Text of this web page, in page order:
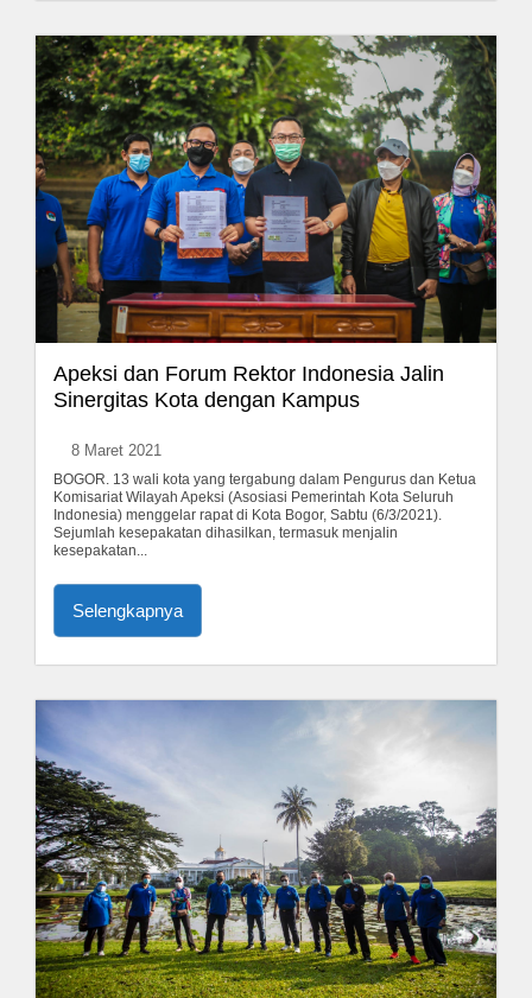
Apeksi dan Forum Rektor Indonesia Jalin
Sinergitas Kota dengan Kampus
8 Maret 2021
BOGOR. 13 wali kota yang tergabung dalam Pengurus dan Ketua
Komisariat Wilayah Apeksi (Asosiasi Pemerintah Kota Seluruh
Indonesia) menggelar rapat di Kota Bogor, Sabtu (6/3/2021).
Sejumlah kesepakatan dihasilkan, termasuk menjalin
kesepakatan...
Selengkapnya